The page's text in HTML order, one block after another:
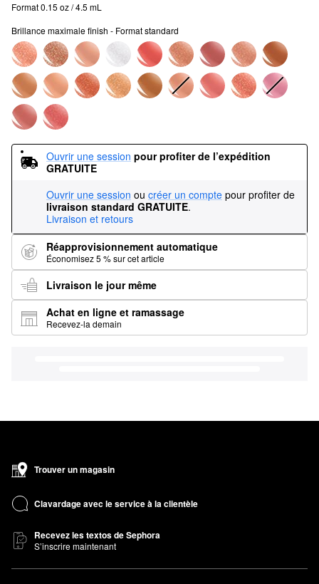
Format 0.15 oz / 4.5 mL
Brillance maximale finish - Format standard
Ouvrir une session pour profiter de l’expédition
GRATUITE
Ouvrir une session ou créer un compte pour profiter de
livraison standard GRATUITE.
Livraison et retours
Réapprovisionnement automatique
Économisez 5 % sur cet article
Livraison le jour même
Achat en ligne et ramassage
Recevez-la demain
Trouver un magasin
Clavardage avec le service à la clientèle
Recevez les textos de Sephora
S’inscrire maintenant